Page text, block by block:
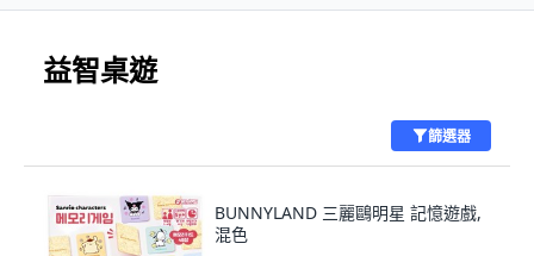
益智桌遊
篩選器
BUNNYLAND 三麗鷗明星 記憶遊戲,
混色